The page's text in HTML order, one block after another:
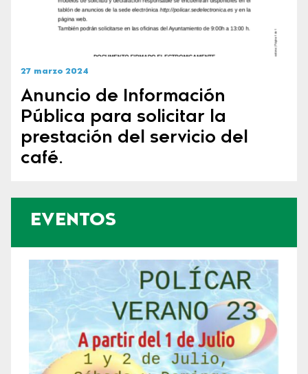
27 marzo 2024
Anuncio de Información
Pública para solicitar la
prestación del servicio del
café.
EVENTOS